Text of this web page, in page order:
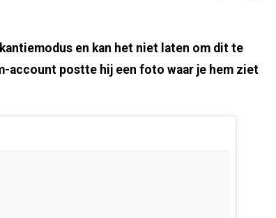
en kan het niet laten om dit te
account postte hij een foto waar je hem ziet